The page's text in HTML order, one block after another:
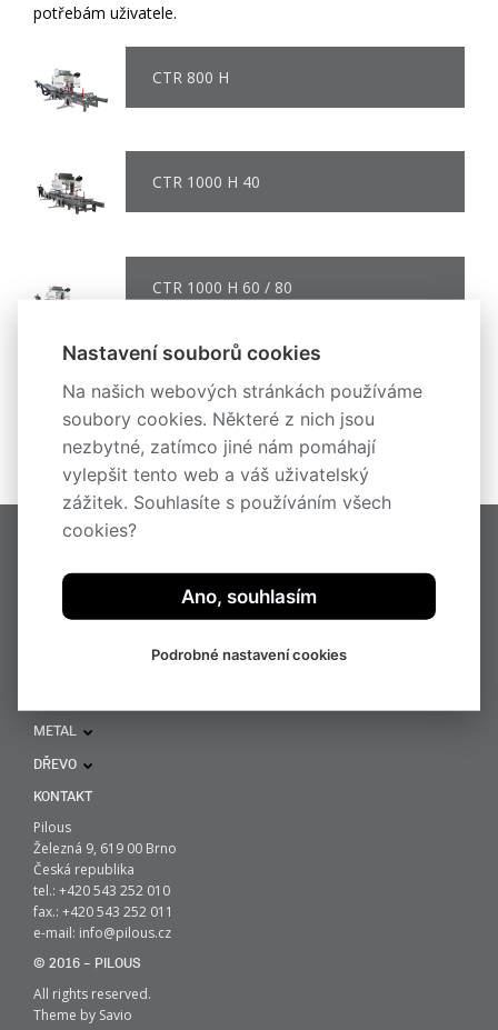
potřebám uživatele.
CTR 800 H
CTR 1000 H 40
CTR 1000 H 60 / 80
CTR 1300 H
AKTUALITY
METAL
DŘEVO
KONTAKT
Pilous
Železná 9, 619 00 Brno
Česká republika
tel.: +420 543 252 010
fax.: +420 543 252 011
e-mail: info@pilous.cz
© 2016 – PILOUS
All rights reserved.
Theme by Savio
Nastavení souborů cookies
Na našich webových stránkách používáme
soubory cookies. Některé z nich jsou
nezbytné, zatímco jiné nám pomáhají
vylepšit tento web a váš uživatelský
zážitek. Souhlasíte s používáním všech
cookies?
Ano, souhlasím
Podrobné nastavení cookies